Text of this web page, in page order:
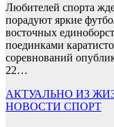
Любителей спорта
порадуют яркие
восточных
поединками
соревнований
22…
АКТУАЛЬНО ИЗ
НОВОСТИ СПОРТ